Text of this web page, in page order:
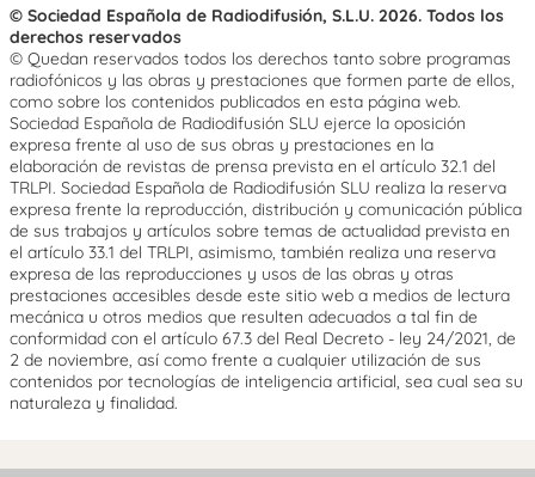
© Sociedad Española de Radiodifusión, S.L.U. 2026. Todos los
derechos reservados
© Quedan reservados todos los derechos tanto sobre programas
radiofónicos y las obras y prestaciones que formen parte de ellos,
como sobre los contenidos publicados en esta página web.
Sociedad Española de Radiodifusión SLU ejerce la oposición
expresa frente al uso de sus obras y prestaciones en la
elaboración de revistas de prensa prevista en el artículo 32.1 del
TRLPI. Sociedad Española de Radiodifusión SLU realiza la reserva
expresa frente la reproducción, distribución y comunicación pública
de sus trabajos y artículos sobre temas de actualidad prevista en
el artículo 33.1 del TRLPI, asimismo, también realiza una reserva
expresa de las reproducciones y usos de las obras y otras
prestaciones accesibles desde este sitio web a medios de lectura
mecánica u otros medios que resulten adecuados a tal fin de
conformidad con el artículo 67.3 del Real Decreto - ley 24/2021, de
2 de noviembre, así como frente a cualquier utilización de sus
contenidos por tecnologías de inteligencia artificial, sea cual sea su
naturaleza y finalidad.